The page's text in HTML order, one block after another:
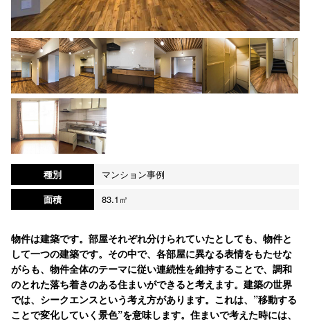
種別
マンション事例
面積
83.1㎡
物件は建築です。部屋それぞれ分けられていたとしても、物件と
して一つの建築です。その中で、各部屋に異なる表情をもたせな
がらも、物件全体のテーマに従い連続性を維持することで、調和
のとれた落ち着きのある住まいができると考えます。建築の世界
では、シークエンスという考え方があります。これは、”移動する
ことで変化していく景色”を意味します。住まいで考えた時には、